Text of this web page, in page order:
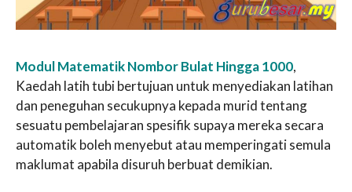
Modul Matematik Nombor Bulat Hingga 1000,
Kaedah latih tubi bertujuan untuk menyediakan latihan
dan peneguhan secukupnya kepada murid tentang
sesuatu pembelajaran spesifik supaya mereka secara
automatik boleh menyebut atau memperingati semula
maklumat apabila disuruh berbuat demikian.